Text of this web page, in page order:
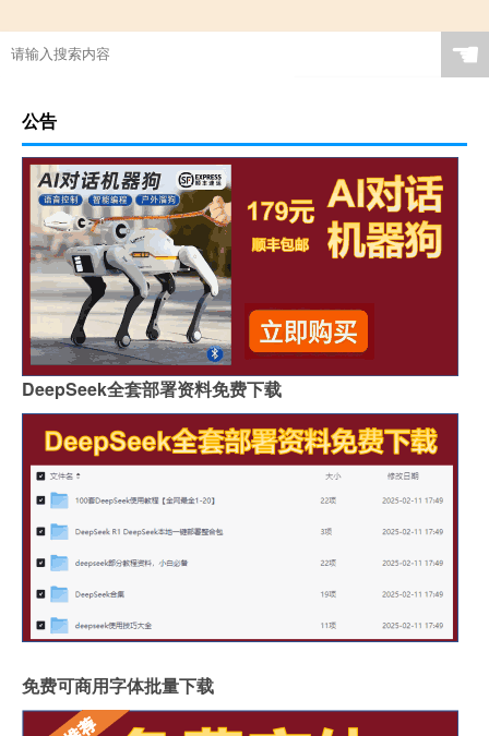
☚
公告
DeepSeek全套部署资料免费下载
免费可商用字体批量下载